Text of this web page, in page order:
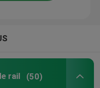
rail (50)